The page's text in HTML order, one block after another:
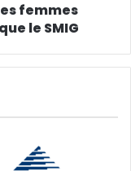
femmes
le SMIG